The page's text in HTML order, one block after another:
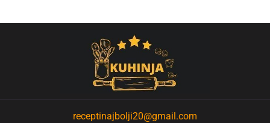
receptinajbolji20@gmail.com